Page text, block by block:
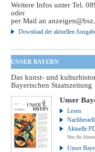
Weitere Infos unter Tel.
oder
per Mail an
Download der aktuellen
UNSER BAYERN
Das kunst- und
Bayerischen Staatszeitung
Unser
Lesen
Aktuelle
Nur für
Unser